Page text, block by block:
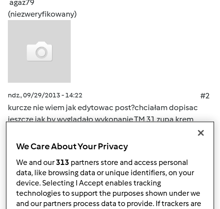
agaz79
(niezweryfikowany)
ndz., 09/29/2013 - 14:22
#2
kurcze nie wiem jak edytowac post?chciałam dopisac
jeszcze jak by wygladało wykonanie TM 31 zupa krem
Góra strony
We Care About Your Privacy
We and our313 partners store and access personal
data, like browsing data or unique identifiers, on your
device. Selecting I Accept enables tracking
technologies to support the purposes shown under we
and our partners process data to provide. If trackers are